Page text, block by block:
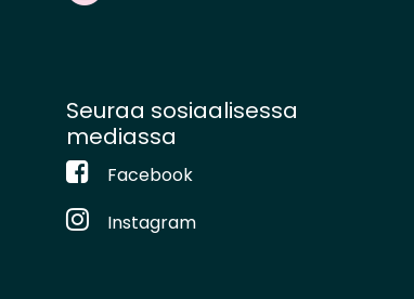
Seuraa sosiaalisessa
mediassa
Facebook
Instagram